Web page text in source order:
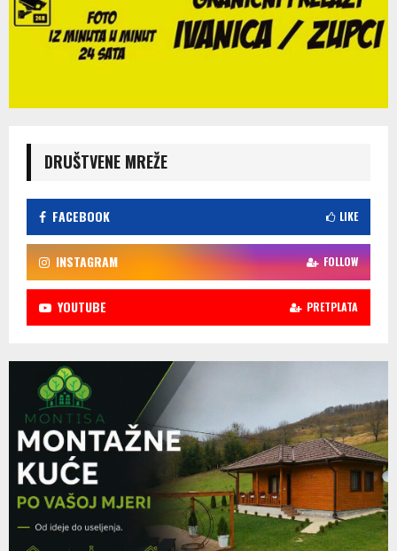
DRUŠTVENE MREŽE
FACEBOOK LIKE
INSTAGRAM FOLLOW
YOUTUBE PRETPLATA